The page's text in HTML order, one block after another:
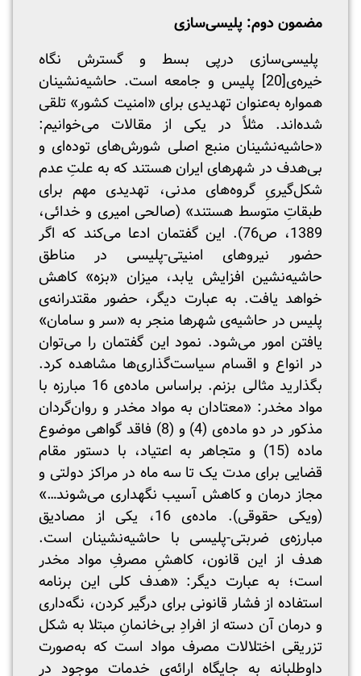
مضمون دوم: پلیسی‌سازی
پلیسی‌سازی درپی بسط و گسترش نگاه
خیره‌ی[20]
پلیس و جامعه است. حاشیه‌نشینان
همواره به‌عنوان تهدیدی برای «امنیت کشور» تلقی
شده‌اند. مثلاً در یکی از مقالات می‌خوانیم:
«حاشیه‌نشینان منبع اصلی شورش‌های توده‌ای و
بی‌هدف در شهرهای ایران هستند که به علتِ عدم
شکل‌گیریِ گروه‌های مدنی، تهدیدی مهم برای
طبقاتِ متوسط هستند» (صالحی امیری و خدائی،
1389، ص76). این گفتمان ادعا می‌کند که اگر
حضور نیروهای امنیتی-پلیسی در مناطق
حاشیه‌نشین افزایش یابد، میزان «بزه» کاهش
خواهد یافت. به عبارت دیگر، حضور مقتدرانه‌ی
پلیس در حاشیه‌ی شهر‌ها منجر به «سر و سامان»
یافتن امور می‌شود. نمود این گفتمان را می‌توان
در انواع و اقسام سیاست‌گذاری‌ها مشاهده کرد.
بگذارید مثالی بزنم. براساس ماده‌ی 16 مبارزه با
مواد مخدر: «معتادان به مواد مخدر و روان‌گردان
مذکور در دو ماده‌ی (4) و (8) فاقد گواهی موضوع
ماده (15) و متجاهر به اعتیاد، با دستور مقام
قضایی برای مدت یک تا سه ماه در مراکز دولتی و
مجاز درمان و کاهش آسیب نگهداری می‌شوند…»
(ویکی حقوقی). ماده‌ی 16، یکی از مصادیق
مبارزه‌ی ضربتی-پلیسی با حاشیه‌نشینان است.
هدف از این قانون، کاهشِ مصرفِ مواد مخدر
است؛ به عبارت دیگر: «هدف کلی این برنامه
استفاده از فشار قانونی برای درگیر کردن، نگه‌داری
و درمان آن دسته از افرادِ بی‌خانمانِ مبتلا به شکل
تزریقی اختلالات مصرف مواد است که به‌صورت
داوطلبانه به جایگاه ارائه‌ی خدمات موجود در